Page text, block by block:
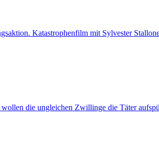
Katastrophenfilm mit Sylvester
die ungleichen Zwillinge die Täter